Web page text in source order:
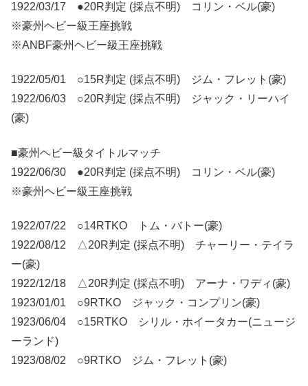
1922/03/17 ●20R判定 (採点不明) コリン・ベル(豪)
※豪州ヘビー級王座挑戦
※ANBF豪州ヘビー級王座挑戦
1922/05/01 ○15R判定 (採点不明) ジム・フレット(豪)
1922/06/03 ○20R判定 (採点不明) ジャック・リーハイ
(豪)
■豪州ヘビー級タイトルマッチ
1922/06/30 ●20R判定 (採点不明) コリン・ベル(豪)
※豪州ヘビー級王座挑戦
1922/07/22 ○14RTKO トム・バトー(豪)
1922/08/12 △20R判定 (採点不明) チャーリー・テイラ
ー(豪)
1922/12/18 △20R判定 (採点不明) アーナ・ワディ(豪)
1923/01/01 ○9RTKO ジャック・コンプリン(豪)
1923/06/04 ○15RTKO シリル・ホイータカー(ニュージ
ーランド)
1923/08/02 ○9RTKO ジム・フレット(豪)